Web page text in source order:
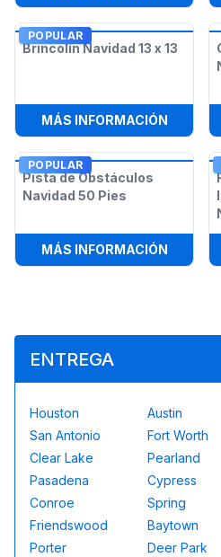
POPULAR
Brincolín Navidad 13 x 13
MÁS INFORMACIÓN:
POPULAR
Pista de Obstáculos
Navidad 50 Pies
MÁS INFORMACIÓN: PISTA
ENTREGA
Houston Austin
San Antonio
Fort Worth
Clear Lake
Pearland
Pasadena
Cypress
Conroe
Spring
Friendswood
Baytown
Porter
Deer Park